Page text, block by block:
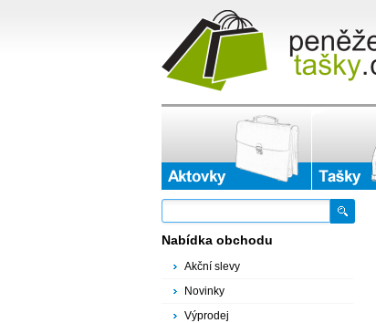
Nabídka obchodu
Akční slevy
Novinky
Výprodej